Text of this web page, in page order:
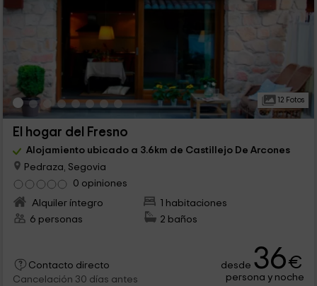
12 Fotos
El hogar del Fresno
Alojamiento ubicado a 3.6km de Castillejo De Arcones
Pedraza, Segovia
0 opiniones
Alquiler íntegro
1 habitaciones
6 personas
2 baños
Contacto directo
Cancelación 30 días antes
desde 36€
persona y noche